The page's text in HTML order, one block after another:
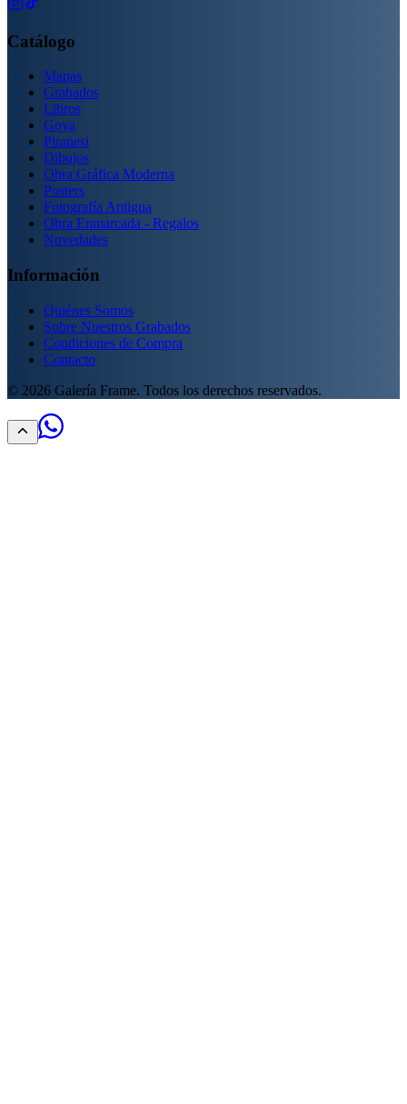
Catálogo
Mapas
Grabados
Libros
Goya
Piranesi
Dibujos
Obra Gráfica Moderna
Posters
Fotografía Antigua
Obra Enmarcada - Regalos
Novedades
Información
Quiénes Somos
Sobre Nuestros Grabados
Condiciones de Compra
Contacto
© 2026 Galería Frame. Todos los derechos reservados.